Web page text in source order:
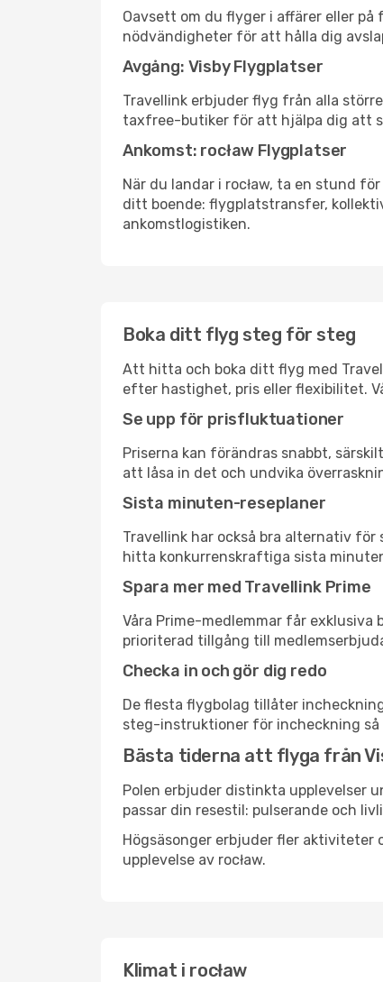
Oavsett om du flyger i affärer eller på
nödvändigheter för att hålla dig
Avgång: Visby Flygplatser
Travellink erbjuder flyg från alla
taxfree-butiker för att hjälpa dig att
Ankomst: rocław Flygplatser
När du landar i rocław, ta en stund
ditt boende: flygplatstransfer,
ankomstlogistiken.
Boka ditt flyg steg för steg
Att hitta och boka ditt flyg med
efter hastighet, pris eller flexibilitet.
Se upp för prisfluktuationer
Priserna kan förändras snabbt,
att låsa in det och undvika
Sista minuten-reseplaner
Travellink har också bra alternativ
hitta konkurrenskraftiga sista
Spara mer med Travellink Prime
Våra Prime-medlemmar får
prioriterad tillgång till
Checka in och gör dig redo
De flesta flygbolag tillåter
steg-instruktioner för incheckning så
Bästa tiderna att flyga från
Polen erbjuder distinkta upplevelser
passar din resestil: pulserande och
Högsäsonger erbjuder fler aktiviteter
upplevelse av rocław.
Klimat i rocław